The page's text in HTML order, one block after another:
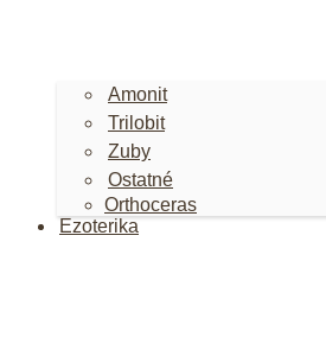
Amonit
Trilobit
Zuby
Ostatné
Orthoceras
Ezoterika